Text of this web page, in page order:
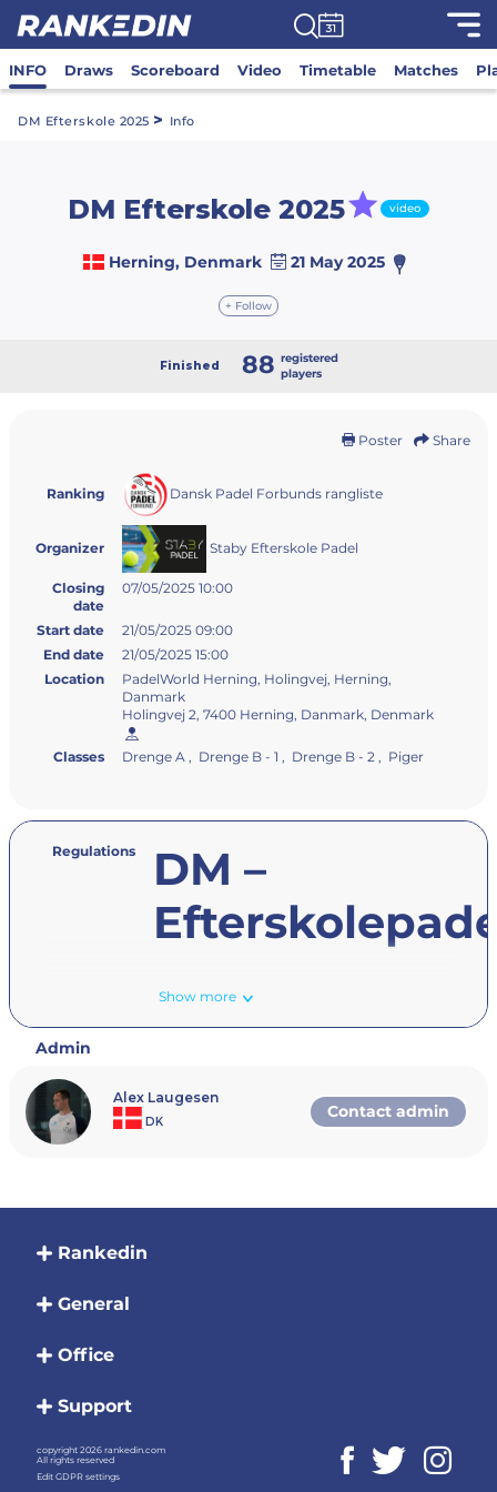
INFO Draws Scoreboard Video Timetable Matches
DM Efterskole 2025 > Info
DM Efterskole 2025 video
Herning, Denmark 21 May 2025
+ Follow
Finished 88 registered
players
Poster Share
Ranking Dansk Padel Forbunds rangliste
Organizer Staby Efterskole Padel
Closing
date
07/05/2025 10:00
Start date
21/05/2025 09:00
End date
21/05/2025 15:00
Location
PadelWorld Herning, Holingvej, Herning,
Danmark
Holingvej 2, 7400 Herning, Danmark, Denmark
Classes Drenge A , Drenge B - 1 , Drenge B - 2 , Piger
Regulations
DM –
Efterskole DM i Padel, afvikles for første gang og
Dato
Turneringen spilles onsdag d. 21. maj kl. 9.00 – 15.00.
3./4. pladsen. Og nummer 3 i puljerne, spiller
pladsen. Dvs. at alle par spiller 3 kampe.
Show more
Admin
Alex Laugesen
DK
Contact admin
Rankedin
General
Office
Support
copyright 2026 rankedin.com
All rights reserved
Edit GDPR settings